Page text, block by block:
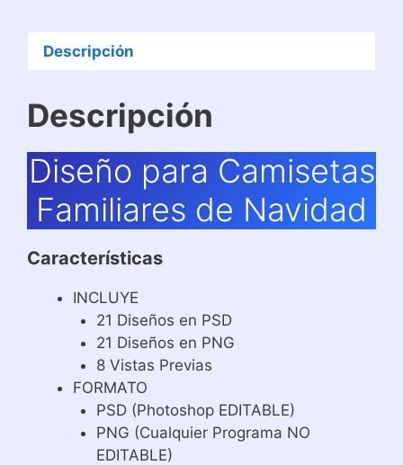
Descripción
Descripción
Diseño para Camisetas
Familiares de Navidad
Características
INCLUYE
21 Diseños en PSD
21 Diseños en PNG
8 Vistas Previas
FORMATO
PSD (Photoshop EDITABLE)
PNG (Cualquier Programa NO
EDITABLE)